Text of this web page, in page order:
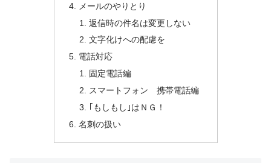
メールのやりとり
返信時の件名は変更しない
文字化けへの配慮を
電話対応
固定電話編
スマートフォン 携帯電話編
｢もしもし｣はＮＧ！
名刺の扱い